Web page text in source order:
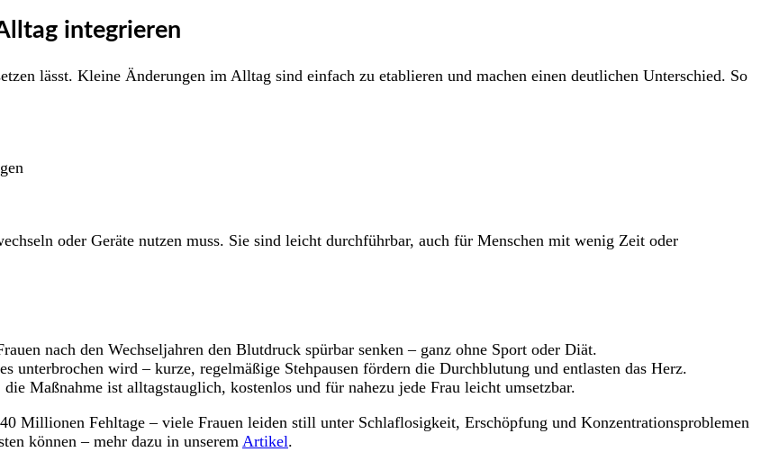
integrieren
lässt. Kleine Änderungen im Alltag sind einfach zu etablieren und machen einen deutlichen Unterschied. So
oder Geräte nutzen muss. Sie sind leicht durchführbar, auch für Menschen mit wenig Zeit oder
nach den Wechseljahren den Blutdruck spürbar senken – ganz ohne Sport oder Diät.
unterbrochen wird – kurze, regelmäßige Stehpausen fördern die Durchblutung und entlasten das Herz.
Maßnahme ist alltagstauglich, kostenlos und für nahezu jede Frau leicht umsetzbar.
Millionen Fehltage – viele Frauen leiden still unter Schlaflosigkeit, Erschöpfung und Konzentrationsproblemen
können – mehr dazu in unserem Artikel.